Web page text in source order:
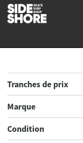
Tranches de prix
Marque
Condition